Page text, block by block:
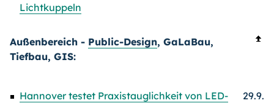
Lichtkuppeln
Außenbereich - Public-Design, GaLaBau,
Tiefbau, GIS:
Hannover testet Praxistauglichkeit von LED-
29.9.